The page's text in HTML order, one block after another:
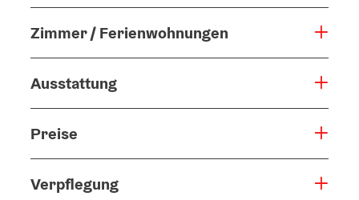
Zimmer / Ferienwohnungen
Ausstattung
Preise
Verpflegung